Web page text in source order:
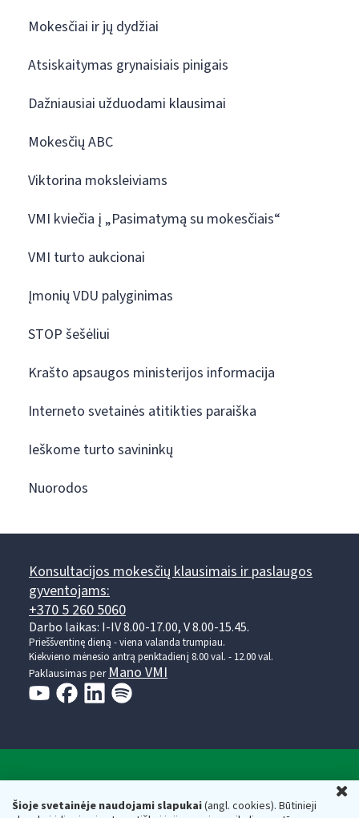
Šioje svetainėje naudojami slapukai(angl. cookies). Būtinieji
Mokesčiai ir jų dydžiai
Atsiskaitymas grynaisiais pinigais
Dažniausiai užduodami klausimai
Mokesčių ABC
Viktorina moksleiviams
VMI kviečia į „Pasimatymą su mokesčiais“
VMI turto aukcionai
Įmonių VDU palyginimas
STOP šešėliui
Krašto apsaugos ministerijos informacija
Interneto svetainės atitikties paraiška
Ieškome turto savininkų
Nuorodos
Konsultacijos mokesčių klausimais ir paslaugos
gyventojams:
+370 5 260 5060
Darbo laikas: I-IV 8.00-17.00, V 8.00-15.45.
Prieššventinę dieną - viena valanda trumpiau.
Kiekvieno mėnesio antrą penktadienį 8.00 val. - 12.00 val.
Paklausimas per Mano VMI
Respublikos finansų ministerijos